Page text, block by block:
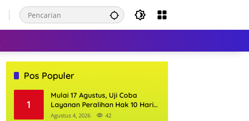
Pos Populer
1
Mulai 17 Agustus, Uji Coba
Layanan Peralihan Hak 10 Hari
di 15 Kantor Pertanahan
Agustus 4, 2026 42